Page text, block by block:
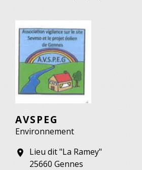
AVSPEG
Environnement
location_on
Lieu dit "La Ramey"
25660 Gennes